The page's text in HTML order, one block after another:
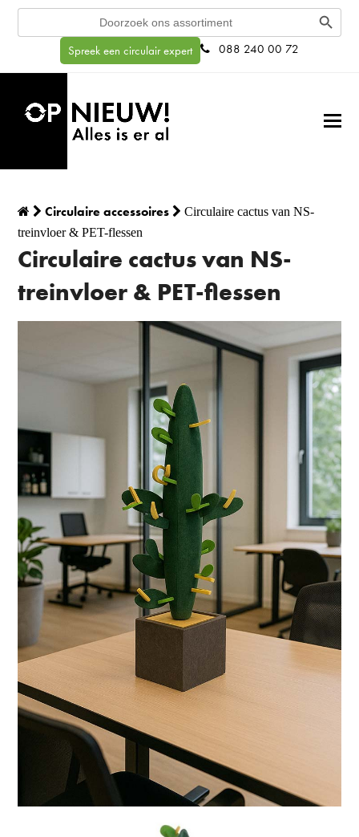
Search
Search Button
Spreek een circulair expert 088 240 00 72
Circulaire accessoires
Circulaire cactus van NS-
treinvloer & PET-flessen
Circulaire cactus van NS-
treinvloer & PET-flessen